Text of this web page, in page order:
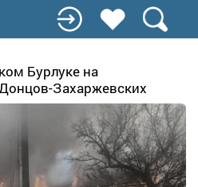
Бурлуке на
Захаржевских